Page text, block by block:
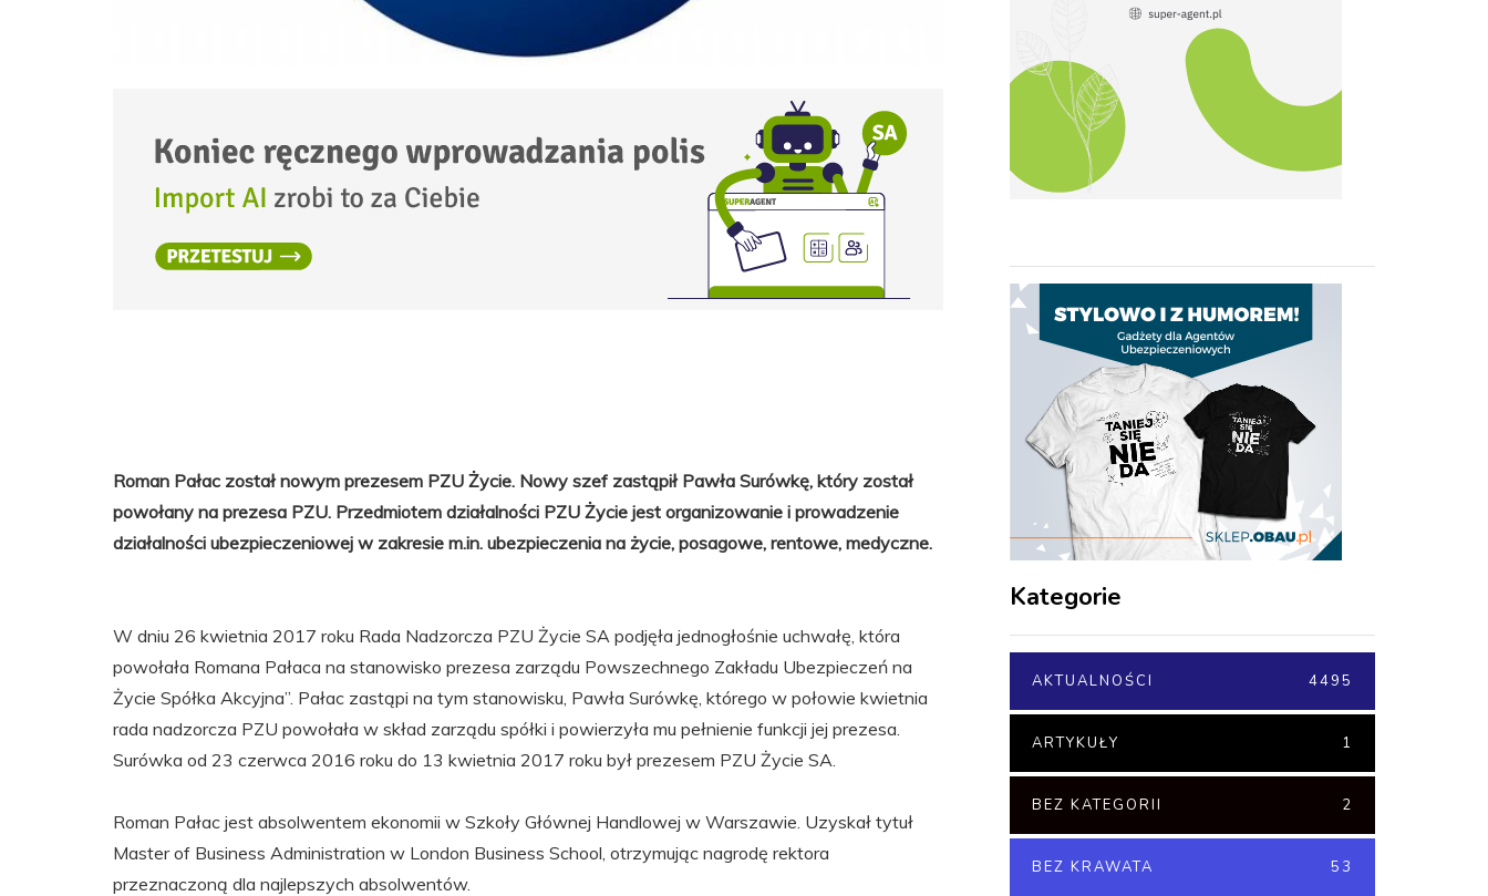
Roman Pałac został nowym prezesem PZU Życie. Nowy szef zastąpił Pawła Surówkę, który został
powołany na prezesa PZU. Przedmiotem działalności PZU Życie jest organizowanie i prowadzenie
działalności ubezpieczeniowej w zakresie m.in. ubezpieczenia na życie, posagowe, rentowe, medyczne.
W dniu 26 kwietnia 2017 roku Rada Nadzorcza PZU Życie SA podjęła jednogłośnie uchwałę, która
powołała Romana Pałaca na stanowisko prezesa zarządu Powszechnego Zakładu Ubezpieczeń na
Życie Spółka Akcyjna”. Pałac zastąpi na tym stanowisku, Pawła Surówkę, którego w połowie kwietnia
rada nadzorcza PZU powołała w skład zarządu spółki i powierzyła mu pełnienie funkcji jej prezesa.
Surówka od 23 czerwca 2016 roku do 13 kwietnia 2017 roku był prezesem PZU Życie SA.
Roman Pałac jest absolwentem ekonomii w Szkoły Głównej Handlowej w Warszawie. Uzyskał tytuł
Master of Business Administration w London Business School, otrzymując nagrodę rektora
przeznaczoną dla najlepszych absolwentów.
Kategorie
AKTUALNOŚCI 4495
ARTYKUŁY 1
BEZ KATEGORII 2
BEZ KRAWATA 53